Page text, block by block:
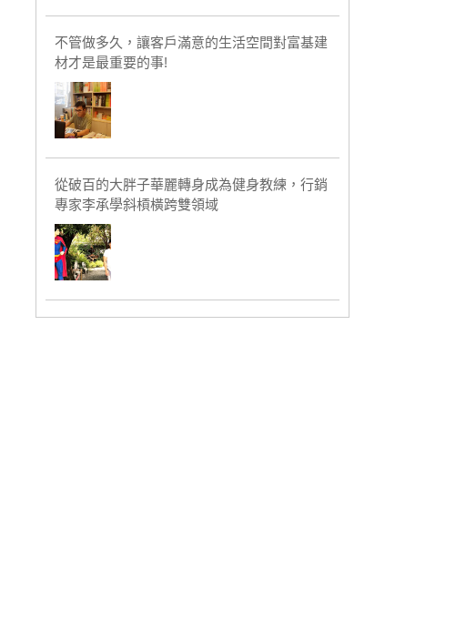
不管做多久，讓客戶滿意的生活空間對富基建
材才是最重要的事!
從破百的大胖子華麗轉身成為健身教練，行銷
專家李承學斜槓橫跨雙領域